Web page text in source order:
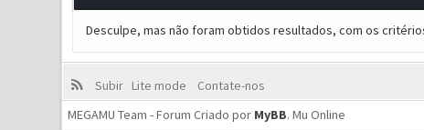
Desculpe, mas não foram obtidos resultados, com os
Subir Lite mode
Contate-nos
MEGAMU Team - Forum Criado por MyBB.Mu Online